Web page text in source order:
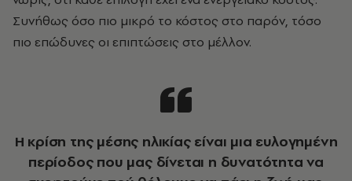
Συνήθως όσο πιο μικρό το κόστος στο παρόν, τόσο
πιο επώδυνες οι επιπτώσεις στο μέλλον.
Η κρίση της μέσης ηλικίας είναι μια ευλογημένη
περίοδος που μας δίνεται η δυνατότητα να